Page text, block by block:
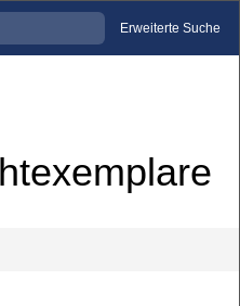
Erweiterte Suche